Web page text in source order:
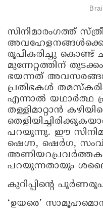
സിനിമാരംഗത്ത്
രൂപീകരിച്ചു കൊണ്ട്
മുന്നേറ്റത്തിന്
ഭയന്നത്
പ്രതിഭകള്‍
എന്നാല്‍ യഥാര്‍ത്ഥ
തള്ളിമാറ്റാന്‍
പറയുന്നു. ഈ സിനിമ
ഷെഗ്ന, ഷെര്‍ഗ,
പറയുന്നതായും
കുറിപ്പിന്റെ
‘ഉയരെ’